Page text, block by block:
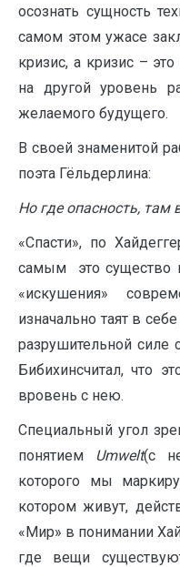
осознать сущность
самом этом ужасе
кризис, а кризис –
на другой уровень
желаемого будущего.
В своей знаменитой
поэта Гёльдерлина:
Но где опасность, там
«Спасти», по
самым это существо
«искушения»
изначально таят в
разрушительной силе
Бибихинсчитал, что
вровень с нею.
Cпециальный угол
понятием Umwelt(с
которого мы
котором живут,
«Мир» в понимании
где вещи